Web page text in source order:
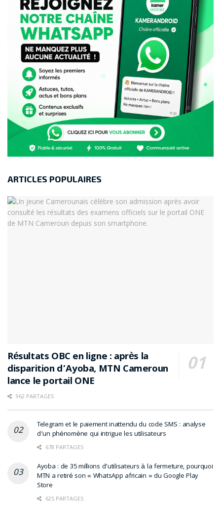
ARTICLES POPULAIRES
Résultats OBC en ligne : après la
disparition d’Ayoba, MTN Cameroun
lance le portail ONE
962 PARTAGES
Telegram et le paiement inattendu du code SMS : analyse
d’un phénomène qui intrigue les utilisateurs
678 PARTAGES
Ayoba : de 35 millions d’utilisateurs à la fermeture, pourquoi
MTN a retiré son « WhatsApp africain » du Google Play
Store
625 PARTAGES